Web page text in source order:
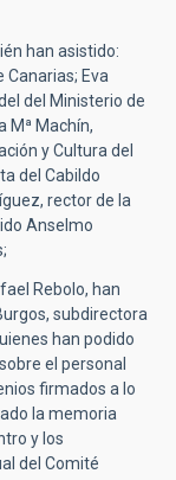
han asistido:
Canarias; Eva
del Ministerio de
Mª Machín,
y Cultura del
del Cabildo
rector de la
Anselmo
Rebolo, han
subdirectora
han podido
el personal
firmados a lo
la memoria
y los
del Comité